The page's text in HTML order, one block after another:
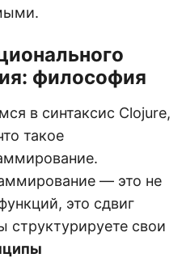
философия
в синтаксис Clojure,
такое
— это не
это сдвиг
свои